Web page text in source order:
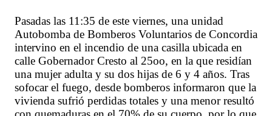
Pasadas las 11:35 de este viernes, una unidad
Autobomba de Bomberos Voluntarios de Concordia
intervino en el incendio de una casilla ubicada en
calle Gobernador Cresto al 25oo, en la que residían
una mujer adulta y su dos hijas de 6 y 4 años. Tras
sofocar el fuego, desde bomberos informaron que la
vivienda sufrió perdidas totales y una menor resultó